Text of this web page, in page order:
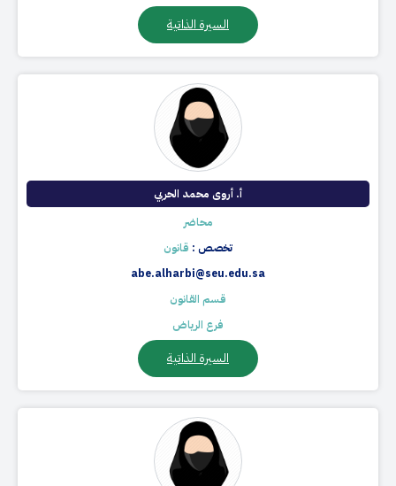
السيرة الذاتية
أ. أروى محمد الحربي
محاضر
تخصص : قانون
abe.alharbi@seu.edu.sa
قسم القانون
فرع الرياض
السيرة الذاتية